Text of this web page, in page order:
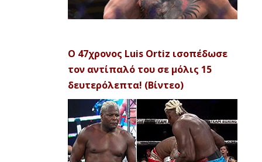
Ο 47χρονος Luis Ortiz ισοπέδωσε
τον αντίπαλό του σε μόλις 15
δευτερόλεπτα! (Βίντεο)